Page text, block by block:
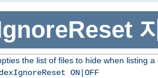
the list of files to hide when listing a
ON|OFF